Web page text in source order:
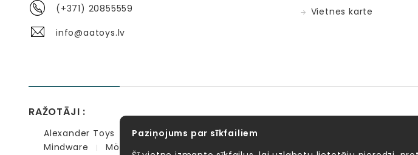
(+371) 20855559
info@aatoys.lv
Vietnes karte
RAŽOTĀJI :
Alexander Toys APLI kids Bibio EBULOBO
Mindware
Möbi
Paziņojums par sīkfailiem